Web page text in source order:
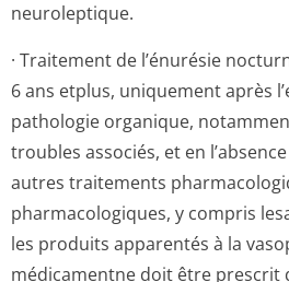
neuroleptique.
· Traitement de l’énurésie
6 ans etplus, uniquement après
pathologie organique,
troubles associés, et en
autres traitements
pharmacologiques, y compris
les produits apparentés à la
médicamentne doit être prescrit